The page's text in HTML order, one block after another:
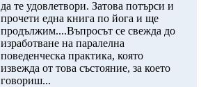
да те удовлетвори. Затова потърси и
прочети една книга по йога и ще
продължим....Въпросът се свежда до
изработване на паралелна
поведенческа практика, която
извежда от това състояние, за което
говориш...